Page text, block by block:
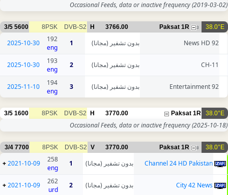
Occasional Feeds, data or inactive frequency(2019-03-02)
38.0°E
Paksat 1R 3
3766.00
H
DVB-S2
8PSK
5600
3/5
92 News HD بدون تشفير (مجانا) 1
192
eng
2025-10-30
CH-11 بدون تشفير (مجانا) 2
193
eng
2025-10-30
92 Entertainment بدون تشفير (مجانا) 3
194
eng
2025-11-10
38.0°E
Paksat 1R
3770.00
H
DVB-S2
8PSK
1600
3/5
Occasional Feeds, data or inactive frequency(2025-10-18)
38.0°E
Paksat 1R 8
3770.00
V
DVB-S2
8PSK
7700
3/4
Channel 24 HD Pakistan بدون تشفير (مجانا) 1
258
eng
2021-10-09
+
City 42 News بدون تشفير (مجانا) 2
262
urd
2021-10-09
+